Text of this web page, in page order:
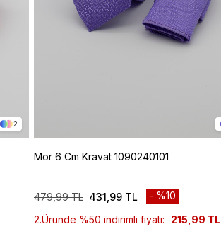
2
Mor 6 Cm Kravat 1090240101
431,99 TL
479,99 TL
%10
2.Üründe %50 indirimli fiyatı:
215,99 TL